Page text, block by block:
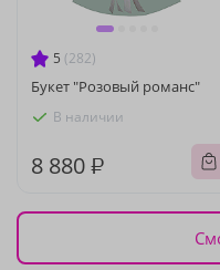
5 (282)
Букет "Розовый романс"
В наличии
8 880 ₽